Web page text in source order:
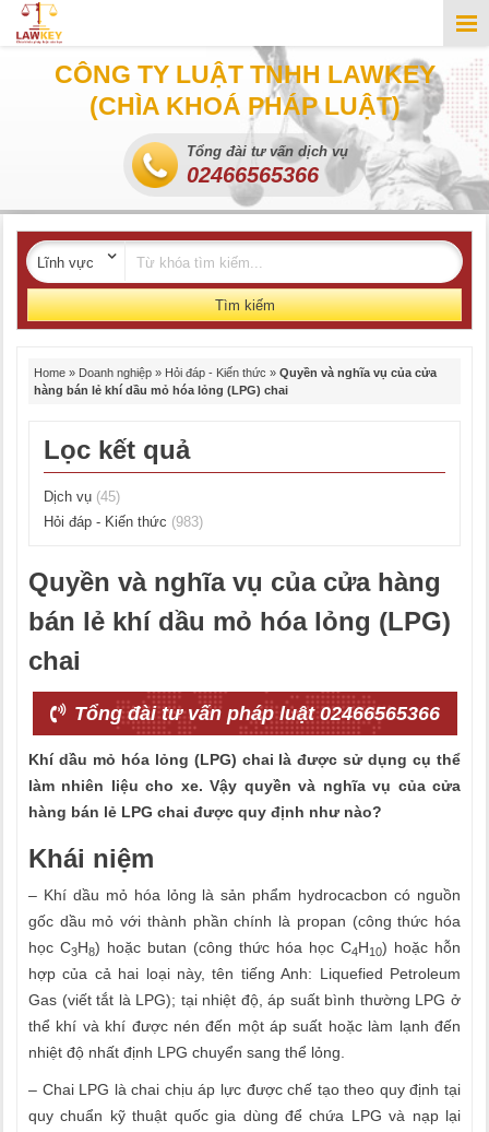
CÔNG TY LUẬT TNHH LAWKEY
(CHÌA KHOÁ PHÁP LUẬT)
Tổng đài tư vấn dịch vụ
02466565366
Tìm kiếm
Home » Doanh nghiệp » Hỏi đáp - Kiến thức » Quyền và nghĩa vụ của cửa
hàng bán lẻ khí dầu mỏ hóa lỏng (LPG) chai
Lọc kết quả
Dịch vụ (45)
Hỏi đáp - Kiến thức (983)
Quyền và nghĩa vụ của cửa hàng
bán lẻ khí dầu mỏ hóa lỏng (LPG)
chai
Tổng đài tư vấn pháp luật 02466565366
Khí dầu mỏ hóa lỏng (LPG) chai là được sử dụng cụ thể
làm nhiên liệu cho xe. Vậy quyền và nghĩa vụ của cửa
hàng bán lẻ LPG chai được quy định như nào?
Khái niệm
– Khí dầu mỏ hóa lỏng là sản phẩm hydrocacbon có nguồn
gốc dầu mỏ với thành phần chính là propan (công thức hóa
học C3H8) hoặc butan (công thức hóa học C4H10) hoặc hỗn
hợp của cả hai loại này, tên tiếng Anh: Liquefied Petroleum
Gas (viết tắt là LPG); tại nhiệt độ, áp suất bình thường LPG ở
thể khí và khí được nén đến một áp suất hoặc làm lạnh đến
nhiệt độ nhất định LPG chuyển sang thể lỏng.
– Chai LPG là chai chịu áp lực được chế tạo theo quy định tại
quy chuẩn kỹ thuật quốc gia dùng để chứa LPG và nạp lại